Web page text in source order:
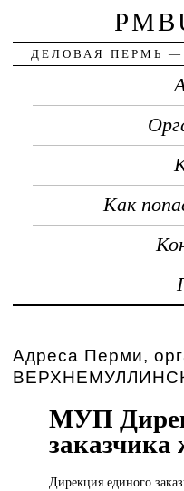
ДЕЛОВАЯ ПЕРМЬ
Как
Адреса Перми,
МУП
заказчика
Дирекция единого